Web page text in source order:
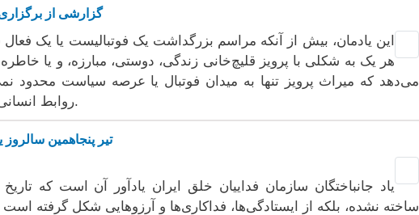
گزارشی از
این یادمان، بیش از آنکه مراسم بزرگداشت یک فوتبالیست یا یک
هر یک به شکلی با پرویز قلیچ‌خانی زندگی، دوستی، مبارزه، و یا
می‌دهد که میراث پرویز تنها به میدان فوتبال یا عرصه سیاست محدود
روابط انسانی، دوستی و فرهنگی همچنان زنده است.
۸ تیر پنجاهمین
یاد جانباختگان سازمان فداییان خلق ایران یادآور آن است که
ساخته نشده، بلکه از ایستادگی‌ها، فداکاری‌ها و آرزوهایی شکل گرفته است